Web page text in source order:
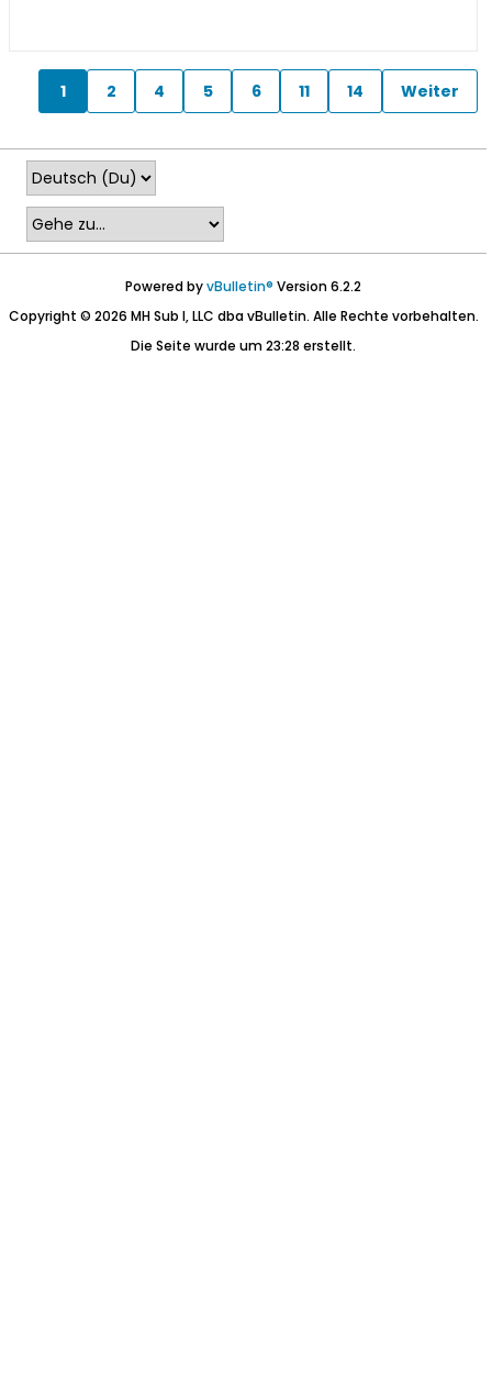
1 2 4 5 6 11 14 Weiter
Powered byvBulletin® Version 6.2.2
Copyright © 2026 MH Sub I, LLC dba vBulletin. Alle Rechte vorbehalten.
Die Seite wurde um 23:28 erstellt.